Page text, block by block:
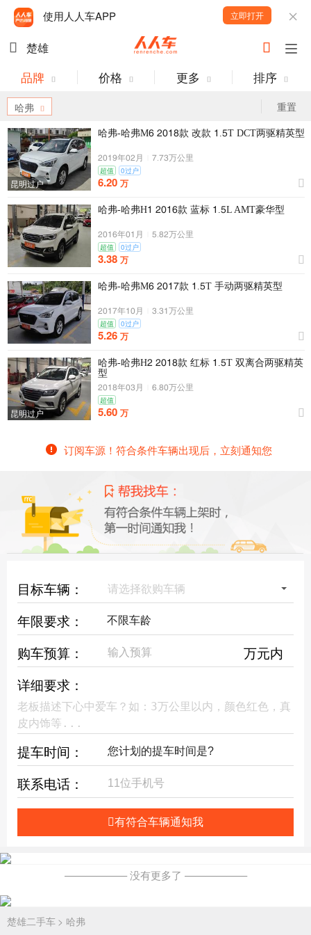
使用人人车APP 立即打开
楚雄
品牌 价格 更多 排序
重置
哈弗
昆明过户
哈弗-哈弗M7 2016款 改款 1.5T DCT两驱精英型
2019年02月
8.83万公里
超值
0过户
6.20 万
哈弗-哈弗H1 2017款 蓝标 1.5L AMT豪华型
2017年01月
5.62万公里
超值
0过户
3.38 万
哈弗-哈弗M7 2018款 1.5T 手动两驱精英型
2018年10月
3.31万公里
超值
0过户
5.26 万
昆明过户
哈弗-哈弗H2 2016款 红标 1.5T 双离合两驱精英
型
2016年03月
7.60万公里
超值
5.60 万
订阅车源！符合条件车辆出现后，立刻通知您
目标车辆： 请选择欲购车辆
年限要求：
购车预算：
万元内
详细要求：
提车时间：
联系电话：
有符合车辆通知我
—————— 没有更多了 ——————
楚雄二手车 > 哈弗